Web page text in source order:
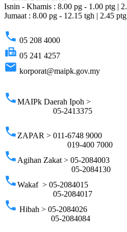
Isnin - Khamis : 8.00 pg - 1.00 ptg |
Jumaat : 8.00 pg - 12.15 tgh | 2.45
phone 05 208 4000
fax 05 241 4257
email korporat@maipk.gov.my
phoneMAIPk Daerah Ipoh >
05-2413375
phone ZAPAR > 011-6748 9000
019-400 7000
phone Agihan Zakat > 05-2084003
05-2084130
phoneWakaf > 05-2084015
05-2084017
phone Hibah > 05-2084026
05-2084084